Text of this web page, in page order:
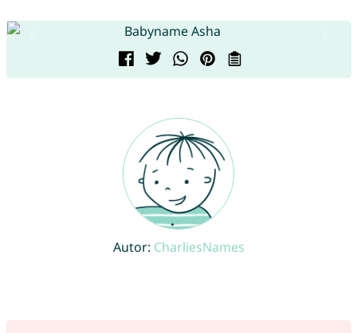
Autor: CharliesNames